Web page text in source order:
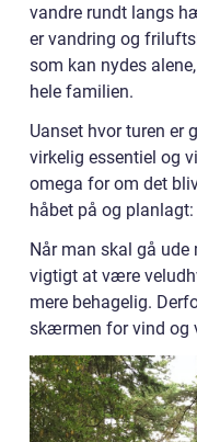
vandre rundt langs
er vandring og
som kan nydes
hele familien.
Uanset hvor turen er
virkelig essentiel og
omega for om det
håbet på og
Når man skal gå
vigtigt at være
mere behagelig.
skærmen for vind og